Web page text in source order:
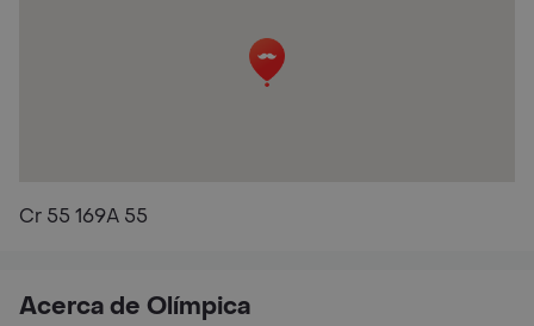
Cr 55 169A 55
Acerca de Olímpica